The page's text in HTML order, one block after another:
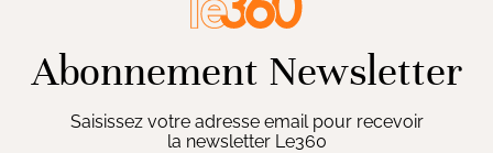
Abonnement Newsletter
Saisissez votre adresse email pour recevoir
la newsletter Le360